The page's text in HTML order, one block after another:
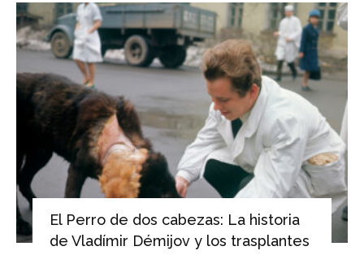
El Perro de dos cabezas: La historia
de Vladímir Démijov y los trasplantes